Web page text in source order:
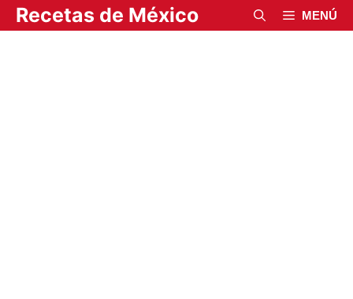
Saltar
al
Recetas de México MENÚ